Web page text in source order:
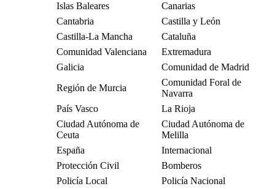
Islas Baleares
Canarias
Cantabria
Castilla y León
Castilla-La Mancha
Cataluña
Comunidad Valenciana
Extremadura
Galicia
Comunidad de Madrid
Región de Murcia
Comunidad Foral de
Navarra
País Vasco
La Rioja
Ciudad Autónoma de
Ceuta
Ciudad Autónoma de
Melilla
España
Internacional
Protección Civil
Bomberos
Policía Local
Policía Nacional